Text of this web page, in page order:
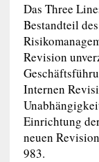
Das Three
Bestandteil
Revision
Internen
Einrichtung
neuen
983.